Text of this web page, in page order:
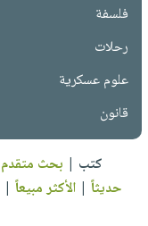
فلسفة
رحلات
علوم عسكرية
قانون
كتب | بحث متقدم
حديثاً |الأكثر مبيعاً |